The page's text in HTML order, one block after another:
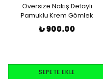
Oversize Nakış Detaylı
Pamuklu Krem Gömlek
₺ 900.00
SEPETE EKLE